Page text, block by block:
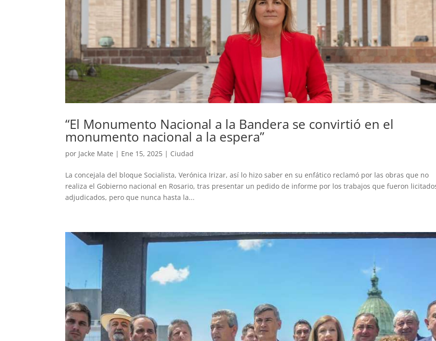
“El Monumento Nacional a la Bandera se convirtió en el
monumento nacional a la espera”
por Jacke Mate | Ene 15, 2025 | Ciudad
La concejala del bloque Socialista, Verónica Irizar, así lo hizo saber en su enfático reclamó por las obras que no
realiza el Gobierno nacional en Rosario, tras presentar un pedido de informe por los trabajos que fueron
adjudicados, pero que nunca hasta la...